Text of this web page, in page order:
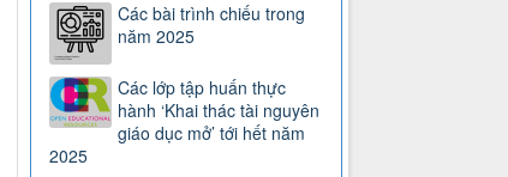
Các bài trình chiếu trong
năm 2025
Các lớp tập huấn thực
hành ‘Khai thác tài nguyên
giáo dục mở’ tới hết năm
2025